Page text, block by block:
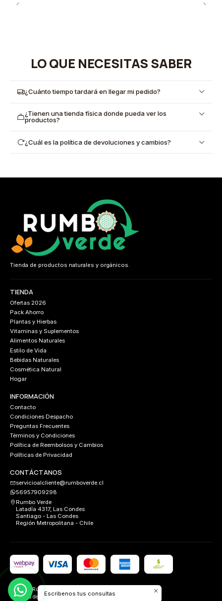
LO QUE NECESITAS SABER
¿Cuánto tiempo tardará en llegar mi pedido?
¿Tienen una tienda física donde pueda ver los
productos?
¿Cuál es la política de devoluciones y cambios?
Tienda de productos naturales y orgánicos.
TIENDA
Ofertas 2026
Pack Ahorro
Plantas y Hierbas
Vitaminas y Suplementos
Alimentos Naturales
Estilo de Vida
Bebidas Naturales
Cosmética Natural
Hogar
INFORMACIÓN
Contacto
Condiciones Despacho
Preguntas Frecuentes
Términos y Condiciones
Política de Reembolsos y Cambios
Políticas de Privacidad
CONTÁCTANOS
servicioalcliente@rumboverde.cl
56957909298
Rumbo Verde
Latadía 4317, Las Condes
Santiago - Las Condes
Región Metropolitana - Chile
2026 Rumbo Verde.
Todos los derechos reservados.Desarrollado por
Escribenos tus consultas